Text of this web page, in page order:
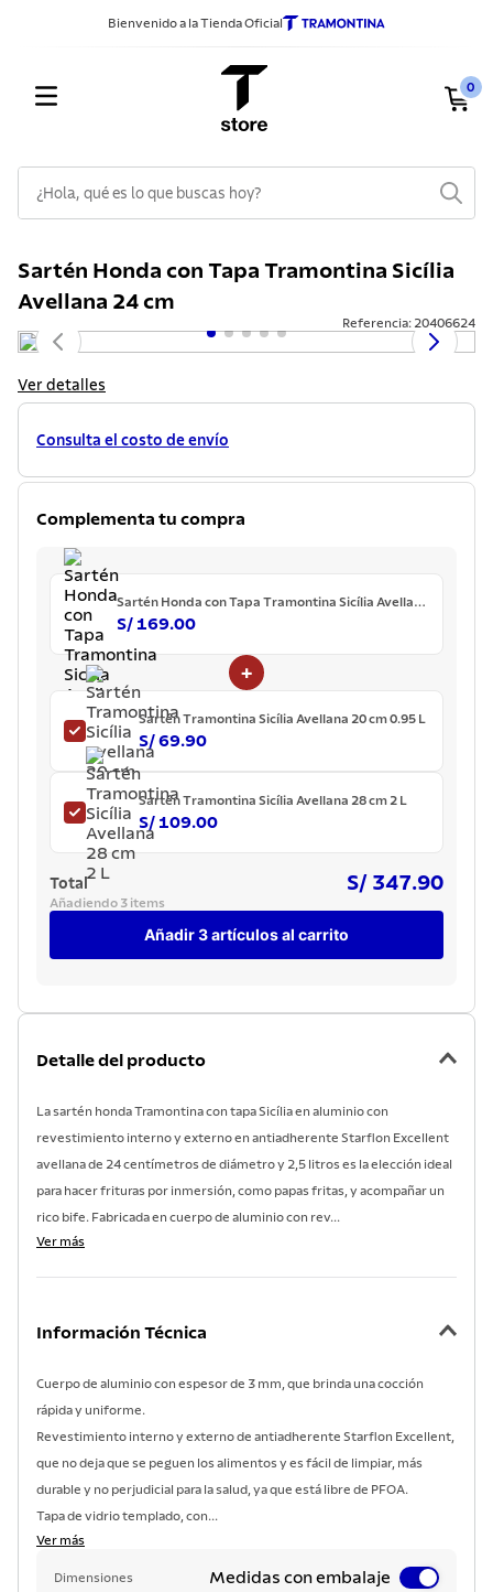
Bienvenido a la Tienda Oficial
0
Sartén Honda con Tapa Tramontina Sicília
Avellana 24 cm
Referencia: 20406624
Ver detalles
Consulta el costo de envío
Complementa tu compra
Sartén Honda con Tapa Tramontina Sicília Avellana
24 cm
S/ 169.00
+
Sartén Tramontina Sicília Avellana 20 cm 0.95 L
S/ 69.90
Sartén Tramontina Sicília Avellana 28 cm 2 L
S/ 109.00
Total S/ 347.90
Añadiendo 3 items
Añadir 3 artículos al carrito
Detalle del producto
La sartén honda Tramontina con tapa Sicília en aluminio con
revestimiento interno y externo en antiadherente Starflon Excellent
avellana de 24 centímetros de diámetro y 2,5 litros es la elección ideal
para hacer frituras por inmersión, como papas fritas, y acompañar un
rico bife. Fabricada en cuerpo de aluminio con rev...
Ver más
Información Técnica
Cuerpo de aluminio con espesor de 3 mm, que brinda una cocción
rápida y uniforme.
Revestimiento interno y externo de antiadherente Starflon Excellent,
que no deja que se peguen los alimentos y es fácil de limpiar, más
durable y no perjudicial para la salud, ya que está libre de PFOA.
Tapa de vidrio templado, con...
Ver más
Dimensiones Medidas con embalaje
1.
sarten
2 .
ollas
cuchillos
4.
cubiertos
5
juego ollas
lavadero
grano
cuchillo
tetera